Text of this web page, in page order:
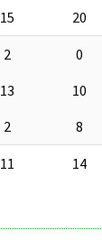
15 20
2 0
13 10
2 8
11 14